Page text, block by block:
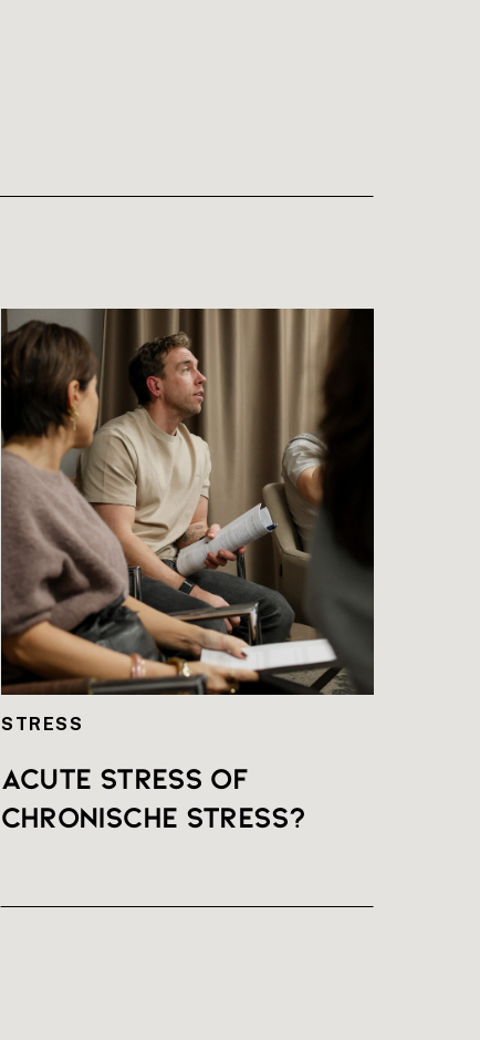
LEES DE BLOG
Acute stress of
chronische stress?
STRESS